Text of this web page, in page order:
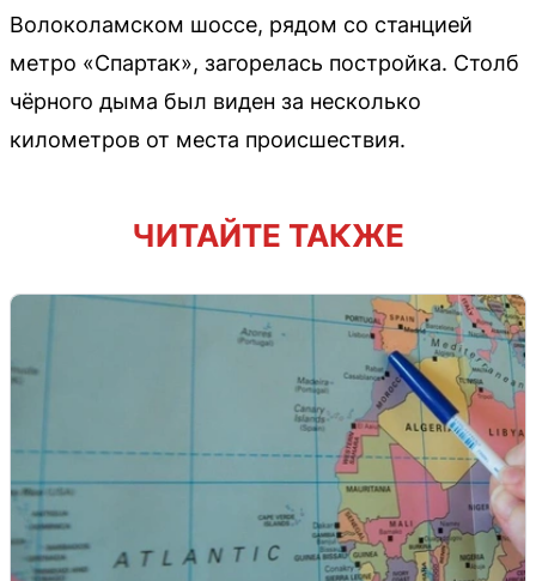
Волоколамском шоссе, рядом со станцией
метро «Спартак», загорелась постройка. Столб
чёрного дыма был виден за несколько
километров от места происшествия.
ЧИТАЙТЕ ТАКЖЕ